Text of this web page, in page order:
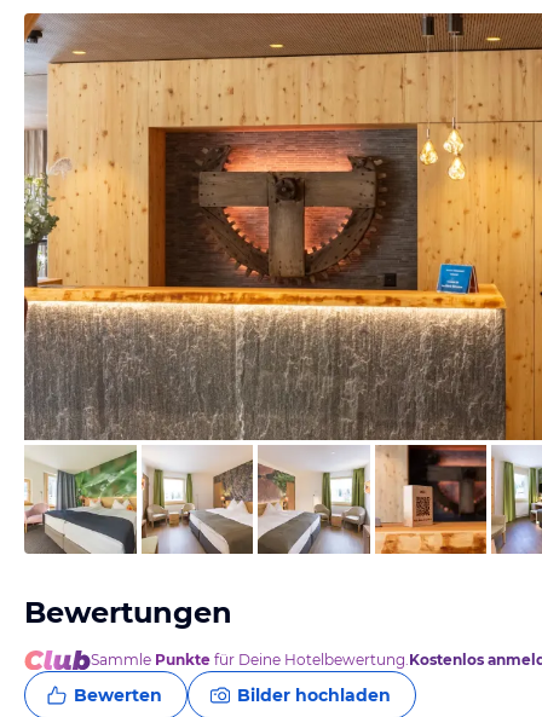
vom Hotelier, Juni 2023
Bewertungen
Sammle Punkte für Deine Hotelbewertung.Kostenlos
Bewerten Bilder hochladen